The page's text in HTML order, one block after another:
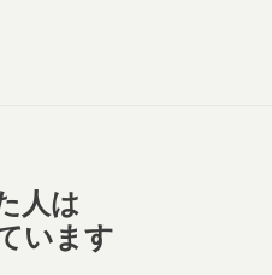
人は
います